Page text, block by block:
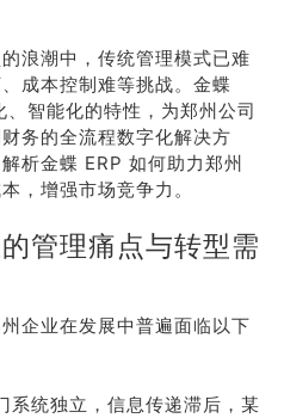
浪潮中，传统管理模式已难
成本控制难等挑战。金蝶
智能化的特性，为郑州公司
务的全流程数字化解决方
析金蝶 ERP 如何助力郑州
，增强市场竞争力。
管理痛点与转型需
企业在发展中普遍面临以下
系统独立，信息传递滞后，某